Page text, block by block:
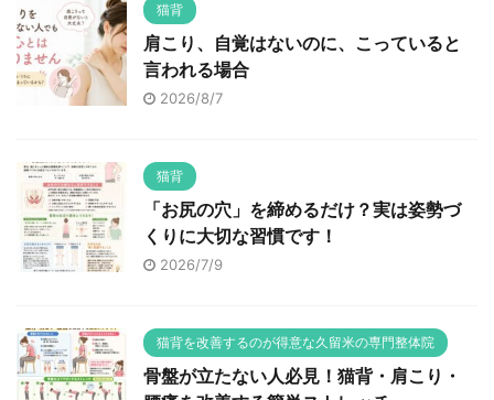
猫背
肩こり、自覚はないのに、こっていると
言われる場合
2026/8/7
猫背
「お尻の穴」を締めるだけ？実は姿勢づ
くりに大切な習慣です！
2026/7/9
猫背を改善するのが得意な久留米の専門整体院
骨盤が立たない人必見！猫背・肩こり・